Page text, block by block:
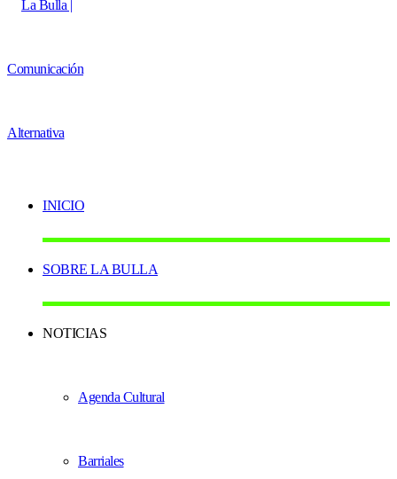
INICIO
SOBRE LA BULLA
NOTICIAS
Agenda Cultural
Barriales